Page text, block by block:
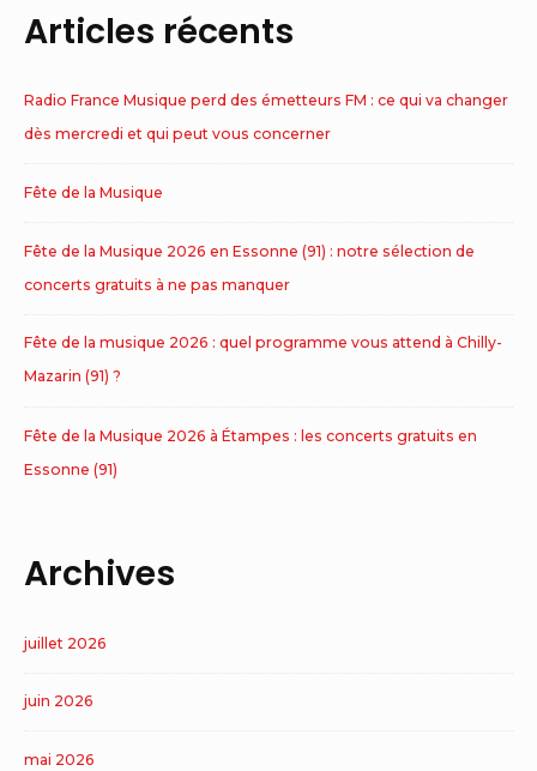
Articles récents
Radio France Musique perd des émetteurs FM : ce qui va changer
dès mercredi et qui peut vous concerner
Fête de la Musique
Fête de la Musique 2026 en Essonne (91) : notre sélection de
concerts gratuits à ne pas manquer
Fête de la musique 2026 : quel programme vous attend à Chilly-
Mazarin (91) ?
Fête de la Musique 2026 à Étampes : les concerts gratuits en
Essonne (91)
Archives
juillet 2026
juin 2026
mai 2026